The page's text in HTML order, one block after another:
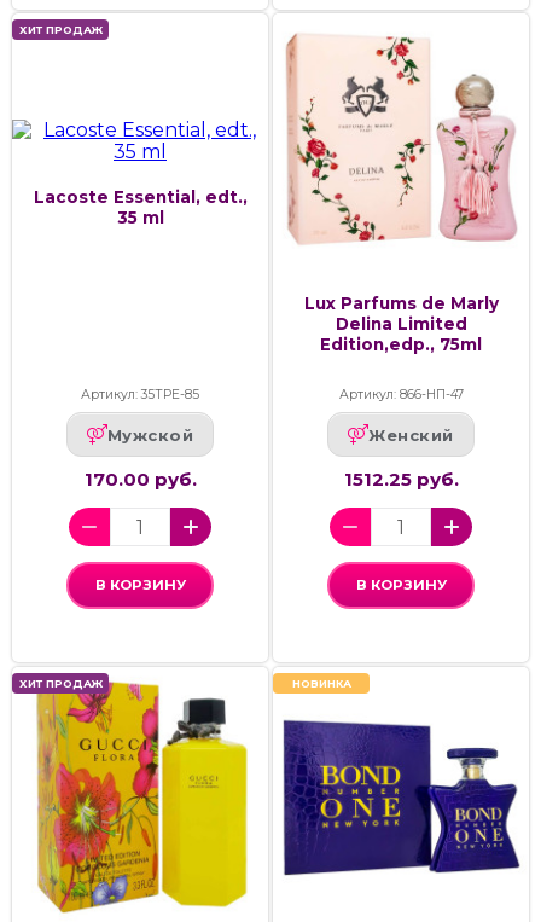
ХИТ ПРОДАЖ
Lacoste Essential, edt.,
35 ml
Артикул: 35ТРЕ-85
Мужской
170.00 руб.
В КОРЗИНУ
Lux Parfums de Marly
Delina Limited
Edition,edp., 75ml
Артикул: 866-НП-47
Женский
1512.25 руб.
В КОРЗИНУ
ХИТ ПРОДАЖ НОВИНКА